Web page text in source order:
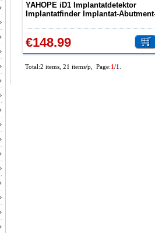
YAHOPE iD1 Implantatdetektor
Implantatfinder Implantat-
Drehsensor
€148.99
Total:2 items, 21 items/p, Page:1/1.